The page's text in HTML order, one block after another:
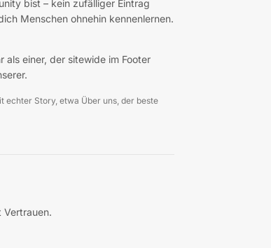
bist – kein zufälliger Eintrag
Menschen ohnehin kennenlernen.
als einer, der sitewide im Footer
echter Story, etwa Über uns, der beste
Vertrauen.